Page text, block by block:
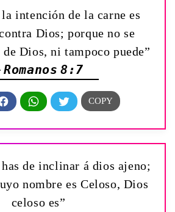
intención de la carne es
Dios; porque no se
Dios, ni tampoco puede”
Romanos 8:7
de inclinar á dios ajeno;
nombre es Celoso, Dios
celoso es”